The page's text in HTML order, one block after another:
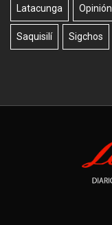
Latacunga Opinión
Saquisilí Sigchos